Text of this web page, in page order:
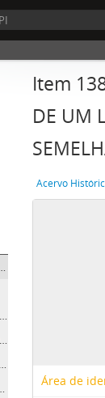
Item
DE UM
Acervo
Área de